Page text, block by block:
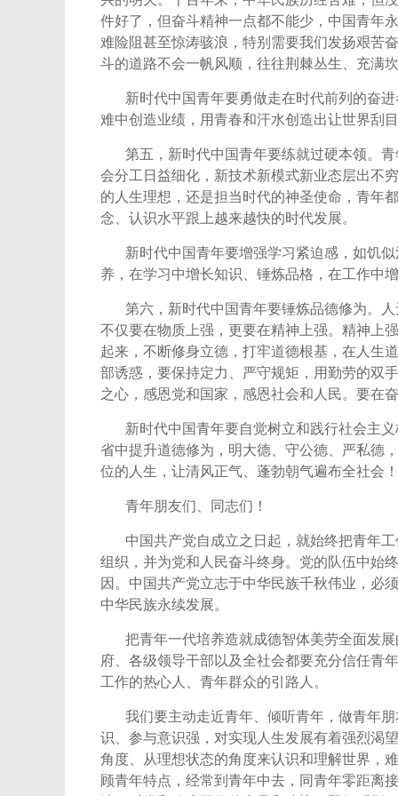
件好了，但奋斗精神一点都不能少，中国青年
难险阻甚至惊涛骇浪，特别需要我们发扬艰苦
斗的道路不会一帆风顺，往往荆棘丛生、充满
新时代中国青年要勇做走在时代前列的奋
难中创造业绩，用青春和汗水创造出让世界刮
第五，新时代中国青年要练就过硬本领。
会分工日益细化，新技术新模式新业态层出不
的人生理想，还是担当时代的神圣使命，青年
念、认识水平跟上越来越快的时代发展。
新时代中国青年要增强学习紧迫感，如饥
养，在学习中增长知识、锤炼品格，在工作中
第六，新时代中国青年要锤炼品德修为。
不仅要在物质上强，更要在精神上强。精神上
起来，不断修身立德，打牢道德根基，在人生
部诱惑，要保持定力、严守规矩，用勤劳的双
之心，感恩党和国家，感恩社会和人民。要在
新时代中国青年要自觉树立和践行社会主
省中提升道德修为，明大德、守公德、严私德
位的人生，让清风正气、蓬勃朝气遍布全社会！
青年朋友们、同志们！
中国共产党自成立之日起，就始终把青年
组织，并为党和人民奋斗终身。党的队伍中始
因。中国共产党立志于中华民族千秋伟业，必
中华民族永续发展。
把青年一代培养造就成德智体美劳全面发
府、各级领导干部以及全社会都要充分信任青
工作的热心人、青年群众的引路人。
我们要主动走近青年、倾听青年，做青年
识、参与意识强，对实现人生发展有着强烈渴
角度、从理想状态的角度来认识和理解世界，
顾青年特点，经常到青年中去，同青年零距离